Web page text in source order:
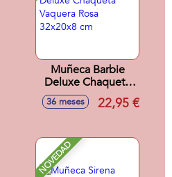
Muñeca Barbie
Deluxe Chaqueta
Vaquera Rosa
32x20x8 cm
36 meses 22,95 €
NOVEDAD